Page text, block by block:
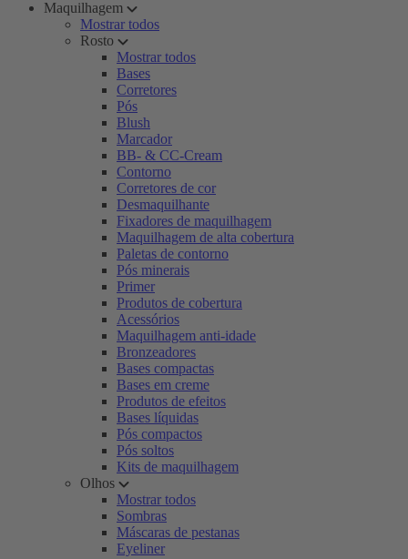
Maquilhagem
Mostrar todos
Rosto
Mostrar todos
Bases
Corretores
Pós
Blush
Marcador
BB- & CC-Cream
Contorno
Corretores de cor
Desmaquilhante
Fixadores de maquilhagem
Maquilhagem de alta cobertura
Paletas de contorno
Pós minerais
Primer
Produtos de cobertura
Acessórios
Maquilhagem anti-idade
Bronzeadores
Bases compactas
Bases em creme
Produtos de efeitos
Bases líquidas
Pós compactos
Pós soltos
Kits de maquilhagem
Olhos
Mostrar todos
Sombras
Máscaras de pestanas
Eyeliner